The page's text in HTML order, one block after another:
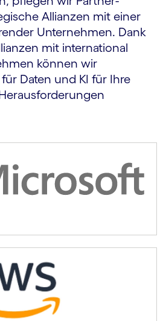
Allianzen mit einer
Unternehmen. Dank
mit international
können wir
Daten und KI für Ihre